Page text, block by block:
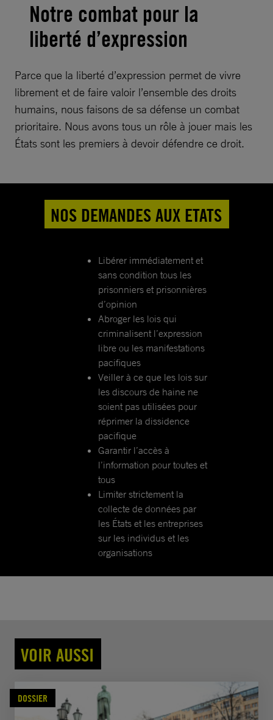
Notre combat pour la
liberté d’expression
Parce que la liberté d’expression permet de vivre
librement et de faire valoir l’ensemble des droits
humains, nous faisons de sa défense un combat
prioritaire. Nous avons tous un rôle à jouer mais les
États sont les premiers à devoir défendre ce droit.
NOS DEMANDES AUX ETATS
Libérer immédiatement et
sans condition tous les
prisonniers et prisonnières
d’opinion
Abroger les lois qui
criminalisent l’expression
libre ou les manifestations
pacifiques
Veiller à ce que les lois sur
les discours de haine ne
soient pas utilisées pour
réprimer la dissidence
pacifique
Garantir l’accès à
l’information pour toutes et
tous
Limiter strictement la
collecte de données par
les États et les entreprises
sur les individus et les
organisations
VOIR AUSSI
DOSSIER